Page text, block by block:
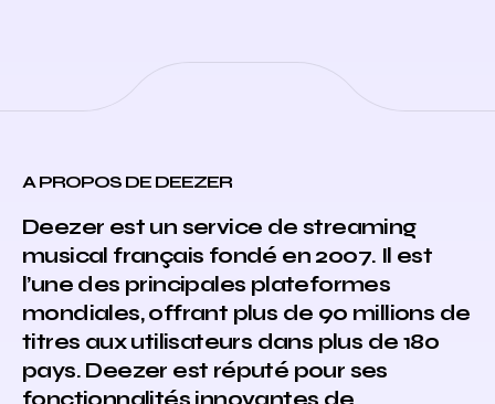
A PROPOS DE DEEZER
Deezer est un service de streaming
musical français fondé en 2007. Il est
l’une des principales plateformes
mondiales, offrant plus de 90 millions de
titres aux utilisateurs dans plus de 180
pays. Deezer est réputé pour ses
fonctionnalités innovantes de